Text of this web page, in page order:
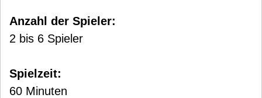
Anzahl der Spieler:
2 bis 6 Spieler
Spielzeit:
60 Minuten